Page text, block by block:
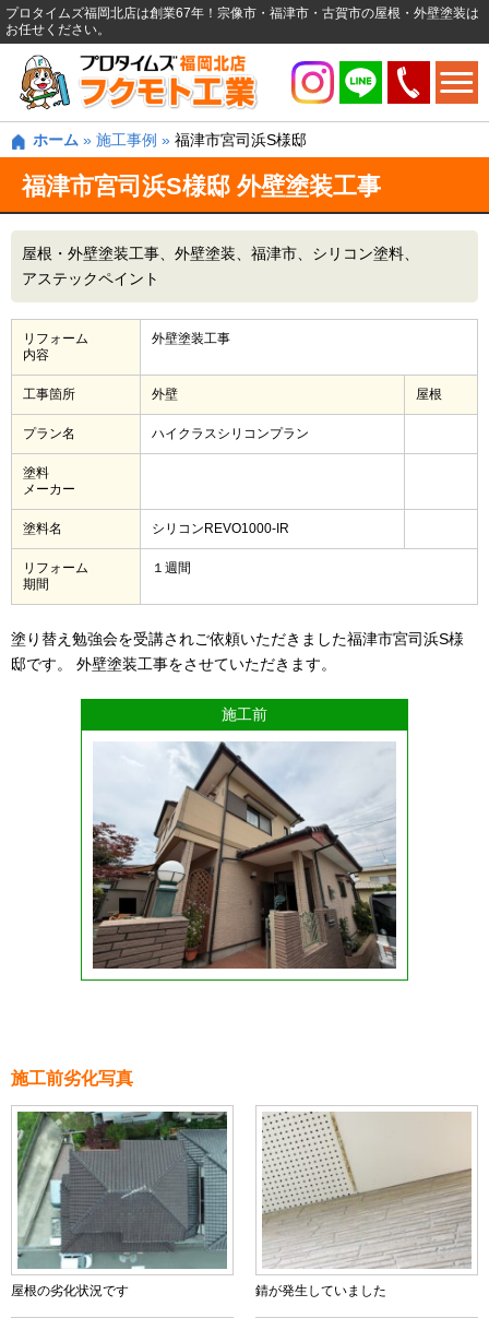
プロタイムズ福岡北店は創業67年！宗像市・福津市・古賀市の屋根・外壁塗装は
お任せください。
ホーム » 施工事例 » 福津市宮司浜S様邸
福津市宮司浜S様邸 外壁塗装工事
屋根・外壁塗装工事 外壁塗装 福津市
シリコン塗料
アステックペイント
リフォーム
内容
外壁塗装工事
工事箇所 外壁 屋根
プラン名 ハイクラスシリコンプラン
塗料
メーカー
塗料名 シリコンREVO1000-IR
リフォーム
期間
１週間
塗り替え勉強会を受講されご依頼いただきました福津市宮司浜S様
邸です。 外壁塗装工事をさせていただきます。
施工前
施工前劣化写真
屋根の劣化状況です 錆が発生していました